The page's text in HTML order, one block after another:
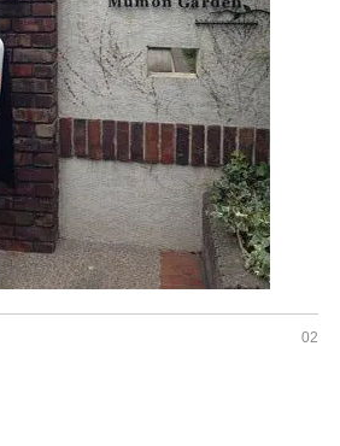
02